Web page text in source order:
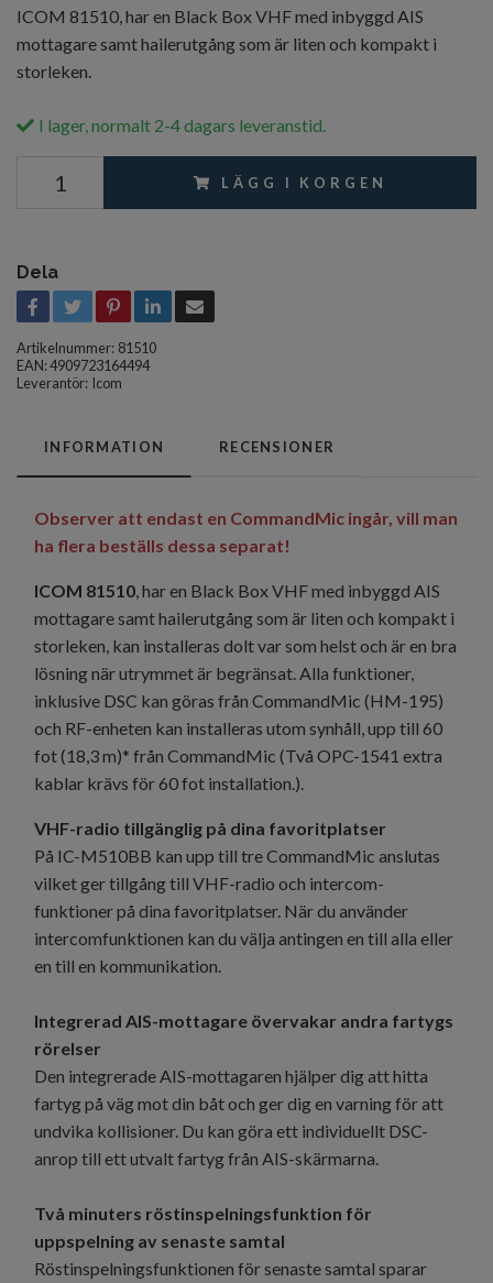
ICOM 81510, har en Black Box VHF med inbyggd AIS
mottagare samt hailerutgång som är liten och kompakt i
storleken.
I lager, normalt 2-4 dagars leveranstid.
LÄGG I KORGEN
Dela
Artikelnummer: 81510
EAN: 4909723164494
Leverantör: Icom
INFORMATION RECENSIONER
Observer att endast en CommandMic ingår, vill man
ha flera beställs dessa separat!
ICOM 81510, har en Black Box VHF med inbyggd AIS
mottagare samt hailerutgång som är liten och kompakt i
storleken, kan installeras dolt var som helst och är en bra
lösning när utrymmet är begränsat. Alla funktioner,
inklusive DSC kan göras från CommandMic (HM-195)
och RF-enheten kan installeras utom synhåll, upp till 60
fot (18,3 m)* från CommandMic (Två OPC-1541 extra
kablar krävs för 60 fot installation.).
VHF-radio tillgänglig på dina favoritplatser
På IC-M510BB kan upp till tre CommandMic anslutas
vilket ger tillgång till VHF-radio och intercom-
funktioner på dina favoritplatser. När du använder
intercomfunktionen kan du välja antingen en till alla eller
en till en kommunikation.
Integrerad AIS-mottagare övervakar andra fartygs
rörelser
Den integrerade AIS-mottagaren hjälper dig att hitta
fartyg på väg mot din båt och ger dig en varning för att
undvika kollisioner. Du kan göra ett individuellt DSC-
anrop till ett utvalt fartyg från AIS-skärmarna.
Två minuters röstinspelningsfunktion för
uppspelning av senaste samtal
Röstinspelningsfunktionen för senaste samtal sparar